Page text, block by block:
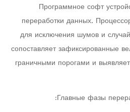
Программное софт
переработки данных.
для исключения шумов и
сопоставляет зафиксированные
граничными порогами и
Главные фазы